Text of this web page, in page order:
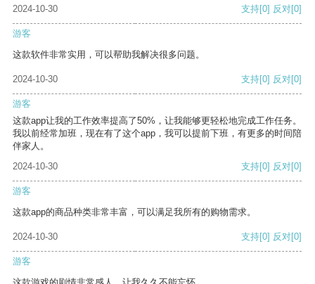
2024-10-30 支持[0] 反对[0]
游客
这款软件非常实用，可以帮助我解决很多问题。
2024-10-30 支持[0] 反对[0]
游客
这款app让我的工作效率提高了50%，让我能够更轻松地完成工作任务。
我以前经常加班，现在有了这个app，我可以提前下班，有更多的时间陪
伴家人。
2024-10-30
支持[0] 反对[0]
游客
这款app的商品种类非常丰富，可以满足我所有的购物需求。
2024-10-30 支持[0] 反对[0]
游客